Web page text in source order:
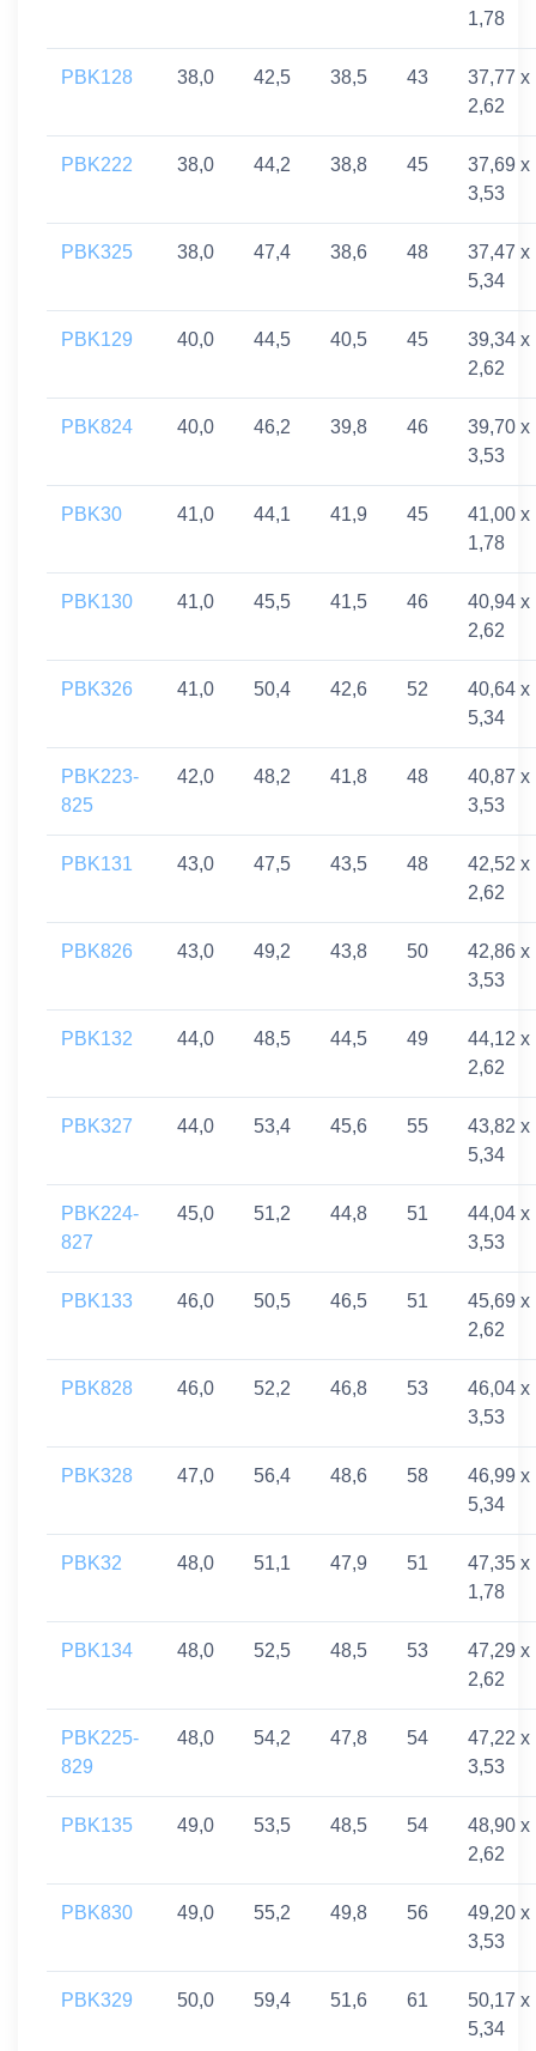
1,78
PBK128 38,0 42,5 38,5 43
37,77 x
2,62
PBK222 38,0 44,2 38,8 45
37,69 x
3,53
PBK325 38,0 47,4 38,6 48
37,47 x
5,34
PBK129 40,0 44,5 40,5 45
39,34 x
2,62
PBK824 40,0 46,2 39,8 46
39,70 x
3,53
PBK30 41,0 44,1 41,9 45
41,00 x
1,78
PBK130 41,0 45,5 41,5 46
40,94 x
2,62
PBK326 41,0 50,4 42,6 52
40,64 x
5,34
PBK223-
825
42,0 48,2 41,8 48
40,87 x
3,53
PBK131 43,0 47,5 43,5 48
42,52 x
2,62
PBK826 43,0 49,2 43,8 50
42,86 x
3,53
PBK132 44,0 48,5 44,5 49
44,12 x
2,62
PBK327 44,0 53,4 45,6 55
43,82 x
5,34
PBK224-
827
45,0 51,2 44,8 51
44,04 x
3,53
PBK133 46,0 50,5 46,5 51
45,69 x
2,62
PBK828 46,0 52,2 46,8 53
46,04 x
3,53
PBK328 47,0 56,4 48,6 58
46,99 x
5,34
PBK32 48,0 51,1 47,9 51
47,35 x
1,78
PBK134 48,0 52,5 48,5 53
47,29 x
2,62
PBK225-
829
48,0 54,2 47,8 54
47,22 x
3,53
PBK135 49,0 53,5 48,5 54
48,90 x
2,62
PBK830 49,0 55,2 49,8 56
49,20 x
3,53
PBK329 50,0 59,4 51,6 61
50,17 x
5,34